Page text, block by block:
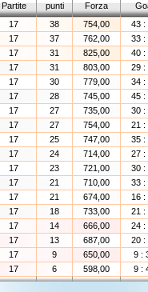
Partite punti Forza
17 38 754,00
43 :
17 37 762,00
33 :
17 31 825,00
40 :
17 31 803,00
29 :
17 30 779,00
34 :
17 28 745,00
45 :
17 27 735,00
30 :
17 27 754,00
21 :
17 25 747,00
35 :
17 24 714,00
27 :
17 23 721,00
30 :
17 21 710,00
33 :
17 21 674,00
16 :
17 18 733,00
21 :
17 14 666,00
24 :
17 13 687,00
20 :
17 9 650,00
9 :
17 6 598,00 9 :